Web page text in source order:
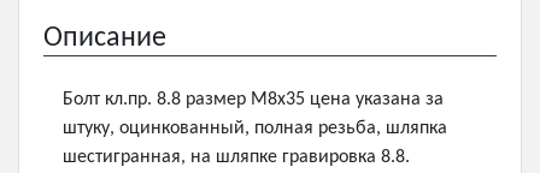
Описание
Болт кл.пр. 8.8 размер М8х35 цена указана за
штуку, оцинкованный, полная резьба, шляпка
шестигранная, на шляпке гравировка 8.8.